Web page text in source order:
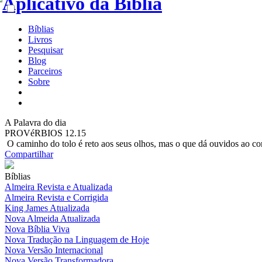
Bíblias
Livros
Pesquisar
Blog
Parceiros
Sobre
A Palavra do dia
PROVéRBIOS 12.15
O caminho do tolo é reto aos seus olhos, mas o que dá ouvidos ao
Compartilhar
Bíblias
Almeira Revista e Atualizada
Almeira Revista e Corrigida
King James Atualizada
Nova Almeida Atualizada
Nova Bíblia Viva
Nova Tradução na Linguagem de Hoje
Nova Versão Internacional